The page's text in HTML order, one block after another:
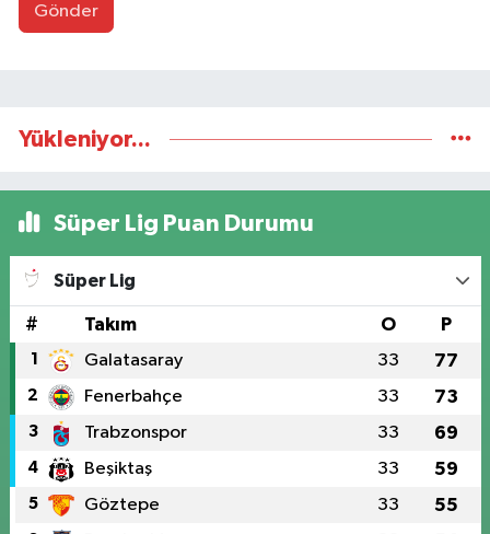
Gönder
Yükleniyor...
Süper Lig Puan Durumu
Süper Lig
# Takım O P
1 Galatasaray 33 77
2 Fenerbahçe 33 73
3 Trabzonspor 33 69
4 Beşiktaş 33 59
5 Göztepe 33 55